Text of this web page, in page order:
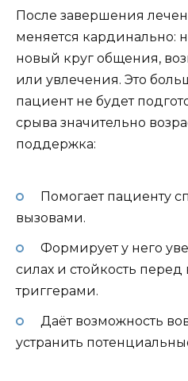
После завершения
меняется кардинально:
новый круг общения,
или увлечения. Это
пациент не будет
срыва значительно
поддержка:
Помогает пациенту
вызовами.
Формирует у него
силах и стойкость
триггерами.
Даёт возможность
устранить